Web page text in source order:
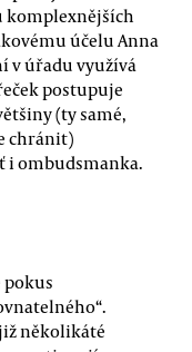
komplexnějších
účelu Anna
v úřadu využívá
postupuje
(ty samé,
chránit)
i ombudsmanka.
několikáté